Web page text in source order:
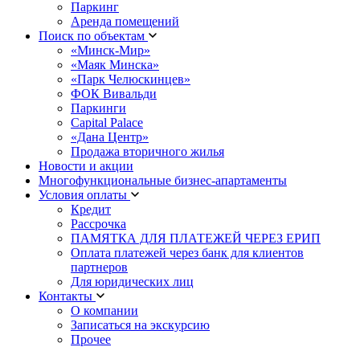
Паркинг
Аренда помещений
Поиск по объектам
«Минск-Мир»
«Маяк Минска»
«Парк Челюскинцев»
ФОК Вивальди
Паркинги
Capital Palace
«Дана Центр»
Продажа вторичного жилья
Новости и акции
Многофункциональные бизнес-апартаменты
Условия оплаты
Кредит
Рассрочка
ПАМЯТКА ДЛЯ ПЛАТЕЖЕЙ ЧЕРЕЗ ЕРИП
Оплата платежей через банк для клиентов
партнеров
Для юридических лиц
Контакты
О компании
Записаться на экскурсию
Прочее